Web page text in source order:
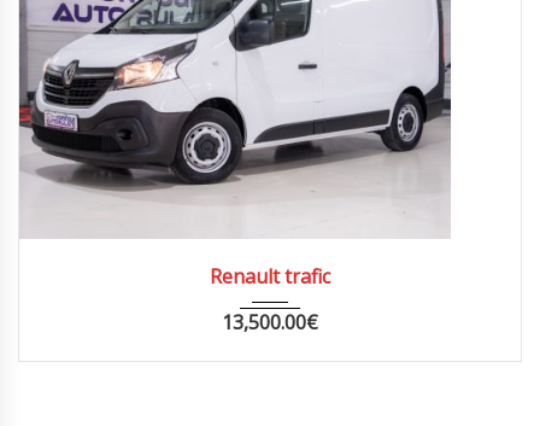
Renault trafic
13,500.00€